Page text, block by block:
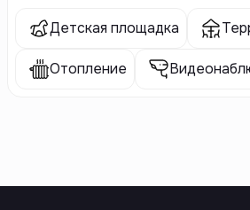
Детская площадка
Отопление